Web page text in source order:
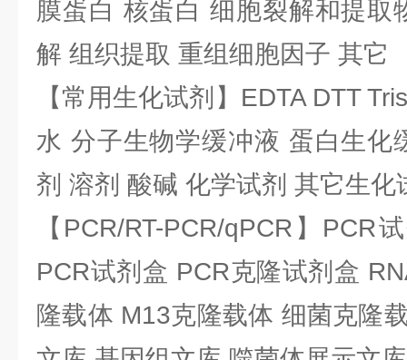
膜蛋白 核蛋白 细胞裂解和提取
解 组织提取 重组细胞因子 其它
【常用生化试剂】EDTA DTT
水 分子生物学缓冲液 蛋白生化
剂 溶剂 酸碱 化学试剂 其它生化
【PCR/RT-PCR/qPCR】PCR
PCR试剂盒 PCR克隆试剂盒
隆载体 M13克隆载体 细菌克隆